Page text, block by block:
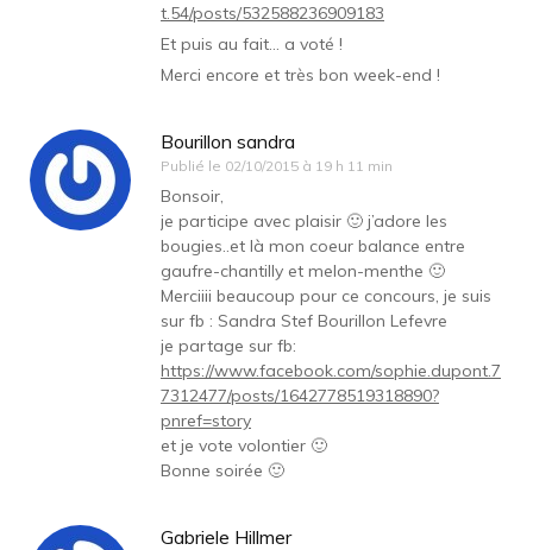
t.54/posts/532588236909183
Et puis au fait… a voté !
Merci encore et très bon week-end !
Bourillon sandra
Publié le 02/10/2015 à 19 h 11 min
Bonsoir,
je participe avec plaisir 🙂 j’adore les
bougies..et là mon coeur balance entre
gaufre-chantilly et melon-menthe 🙂
Merciiii beaucoup pour ce concours, je suis
sur fb : Sandra Stef Bourillon Lefevre
je partage sur fb:
https://www.facebook.com/sophie.dupont.7
7312477/posts/1642778519318890?
pnref=story
et je vote volontier 🙂
Bonne soirée 🙂
Gabriele Hillmer